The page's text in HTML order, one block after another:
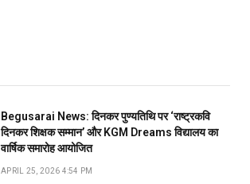
Begusarai News: दिनकर पुण्यतिथि पर ‘राष्ट्रकवि
दिनकर शिक्षक सम्मान’ और KGM Dreams विद्यालय का
वार्षिक समारोह आयोजित
APRIL 25, 2026 4:54 PM